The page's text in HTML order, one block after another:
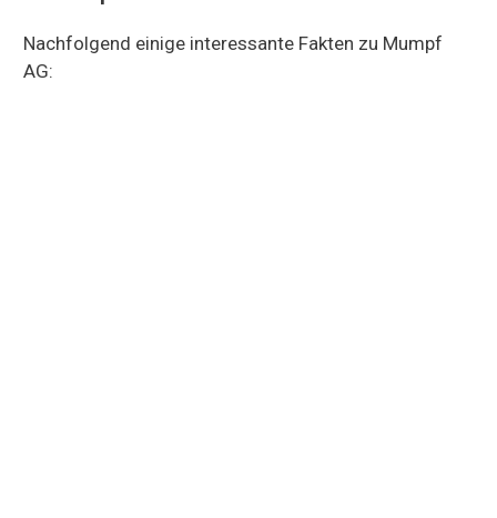
Nachfolgend einige interessante Fakten zu Mumpf
AG: